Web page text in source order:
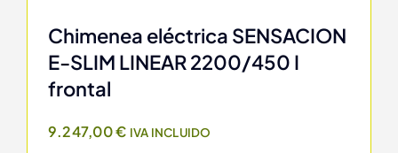
Chimenea eléctrica SENSACION
E-SLIM LINEAR 2200/450 I
frontal
9.247,00€ IVA INCLUIDO